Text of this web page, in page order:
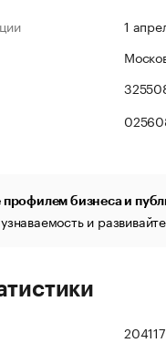
1
профилем бизнеса и
и